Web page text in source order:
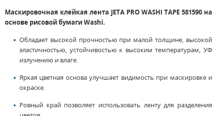
Маскировочная клейкая лента JETA PRO WASHI TAPE 581590 на
основе рисовой бумаги Washi.
Обладает высокой прочностью при малой толщине, высокой
эластичностью, устойчивостью к высоким температурам, УФ
излучению и влаге.
Яркая цветная основа улучшает видимость при маскировке и
окраске.
Ровный край позволяет использовать ленту для разделения